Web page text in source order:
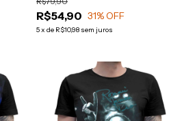
R$54,90 31% OFF
5x de R$10,98 sem juros